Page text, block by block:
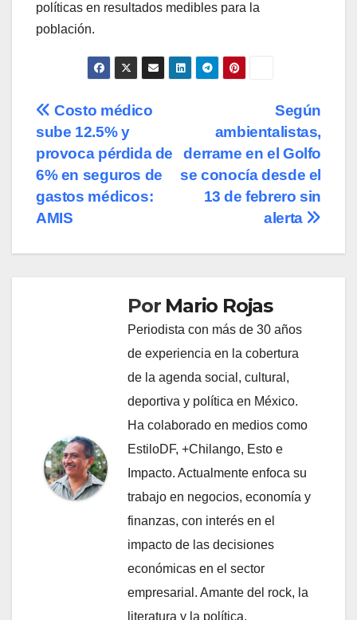
políticas en resultados medibles para la
población.
Navegación
de
entradas
Según
ambientalistas,
derrame en el Golfo
se conocía desde el
13 de febrero sin
alerta
Costo médico
sube 12.5% y
provoca pérdida de
6% en seguros de
gastos médicos:
AMIS
Por Mario Rojas
Periodista con más de 30 años
de experiencia en la cobertura
de la agenda social, cultural,
deportiva y política en México.
Ha colaborado en medios como
EstiloDF, +Chilango, Esto e
Impacto. Actualmente enfoca su
trabajo en negocios, economía y
finanzas, con interés en el
impacto de las decisiones
económicas en el sector
empresarial. Amante del rock, la
literatura y la política.